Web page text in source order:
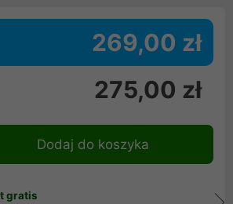
269,00 zł
275,00 zł
Dodaj do koszyka
gratis